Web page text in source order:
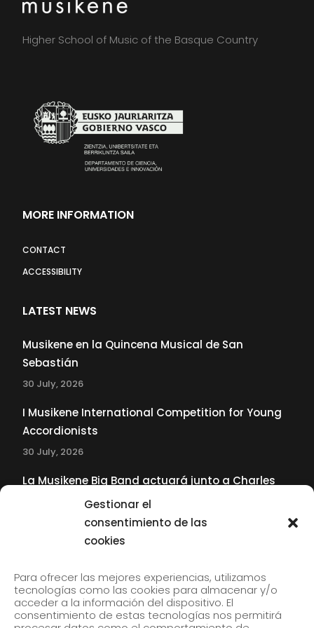
Gestionar el
consentimiento de las
cookies
Para ofrecer las mejores experiencias, utilizamos
tecnologías como las cookies para almacenar y/o
acceder a la información del dispositivo. El
consentimiento de estas tecnologías nos permitirá
Higher School of Music of the Basque Country
MORE INFORMATION
CONTACT
ACCESSIBILITY
LATEST NEWS
Musikene en la Quincena Musical de San
Sebastián
30 July, 2026
I Musikene International Competition for Young
Accordionists
30 July, 2026
La Musikene Big Band actuará junto a Charles
Tolliver en el 61 Jazzaldia
Subscribe to our newsletter to receive our news by